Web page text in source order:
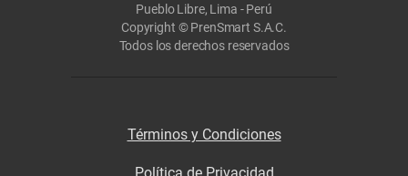
Pueblo Libre, Lima - Perú
Copyright © PrenSmart S.A.C.
Todos los derechos reservados
Términos y Condiciones